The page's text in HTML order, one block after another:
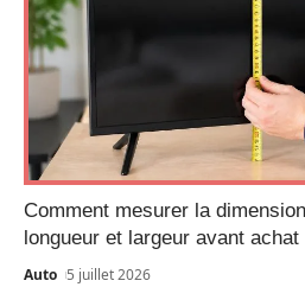
Comment mesurer la
longueur et largeur avant achat
Auto 5 juillet 2026